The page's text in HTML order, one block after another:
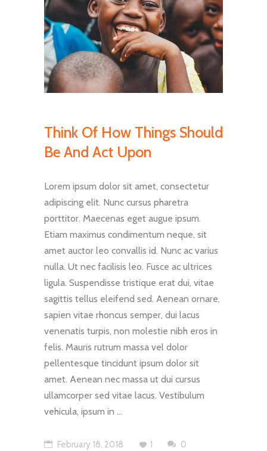
Think Of How Things Should
Be And Act Upon
Lorem ipsum dolor sit amet, consectetur
adipiscing elit. Nunc cursus pharetra
porttitor. Maecenas eget augue ipsum.
Etiam maximus condimentum neque, sit
amet auctor leo convallis id. Nunc ac varius
nulla. Ut nec facilisis leo. Fusce ac ultrices
ligula. Suspendisse tristique erat dui, vitae
sagittis tellus eleifend sed. Aenean ornare,
sapien vitae rhoncus semper, dui lacus
venenatis turpis, non molestie nibh eros in
felis. Mauris rutrum massa vel dolor
pellentesque tincidunt ipsum dolor sit
amet. Aenean nec massa ut dui cursus
ullamcorper sed vitae lacus. Vestibulum
vehicula, ipsum in
February 18, 2018 1
0